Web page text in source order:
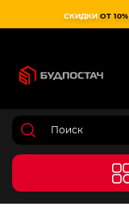
СКИДКИ ОТ 10%